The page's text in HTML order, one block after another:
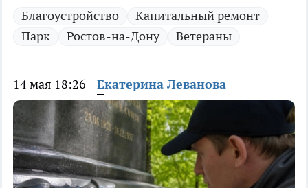
Благоустройство
Капитальный ремонт
Парк
Ростов-на-Дону Ветераны
14 мая 18:26 Екатерина Леванова